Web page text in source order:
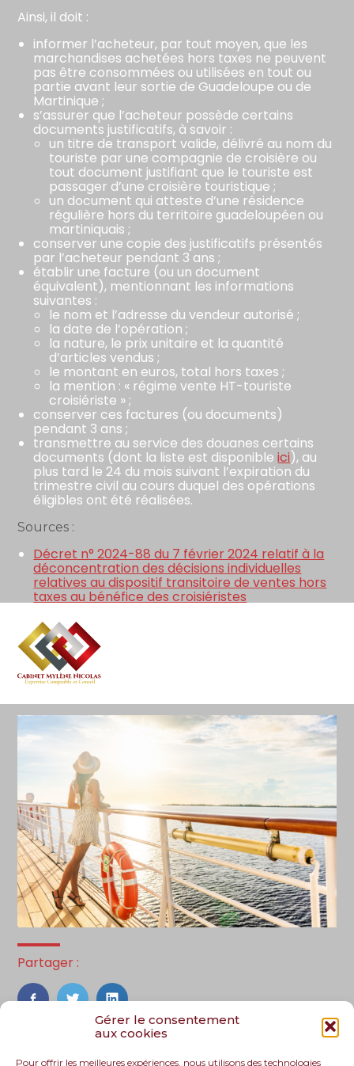
Gérer le consentement
aux cookies
Pour offrir les meilleures expériences, nous utilisons des technologies
Aller
au
contenu
Ainsi, il doit :
informer l’acheteur, par tout moyen, que les
marchandises achetées hors taxes ne peuvent
pas être consommées ou utilisées en tout ou
partie avant leur sortie de Guadeloupe ou de
Martinique ;
s’assurer que l’acheteur possède certains
documents justificatifs, à savoir :
un titre de transport valide, délivré au nom du
touriste par une compagnie de croisière ou
tout document justifiant que le touriste est
passager d’une croisière touristique ;
un document qui atteste d’une résidence
régulière hors du territoire guadeloupéen ou
martiniquais ;
conserver une copie des justificatifs présentés
par l’acheteur pendant 3 ans ;
établir une facture (ou un document
équivalent), mentionnant les informations
suivantes :
le nom et l’adresse du vendeur autorisé ;
la date de l’opération ;
la nature, le prix unitaire et la quantité
d’articles vendus ;
le montant en euros, total hors taxes ;
la mention : « régime vente HT-touriste
croisiériste » ;
conserver ces factures (ou documents)
pendant 3 ans ;
transmettre au service des douanes certains
documents (dont la liste est disponibleici), au
plus tard le 24 du mois suivant l’expiration du
trimestre civil au cours duquel des opérations
éligibles ont été réalisées.
Sources :
Décret n° 2024-88 du 7 février 2024 relatif à la
déconcentration des décisions individuelles
relatives au dispositif transitoire de ventes hors
taxes au bénéfice des croisiéristes
dispositif transitoire de ventes hors taxes au
bénéfice des croisiéristes
Octroi de mer : « la croisière s’amuse » !
Partager :
FaceBook
TwitterLinkedIn